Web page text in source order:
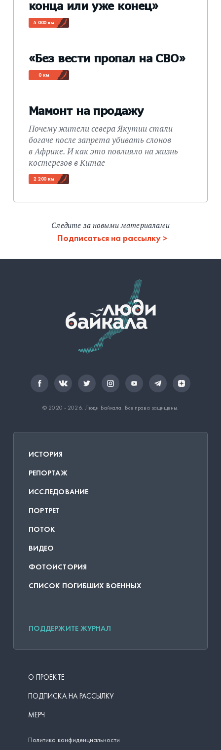
конца или уже конец»
5 000 км
«Без вести пропал на СВО»
0 км
Мамонт на продажу
Почему жители севера Якутии стали
богаче после запрета убивать слонов
в Африке. И как это повлияло на жизнь
костерезов в Китае
2 200 км
Следите за новыми материалами
Подписаться на рассылку
© 2020 - 2026. Люди Байкала . Все права защищены.
ИСТОРИЯ
РЕПОРТАЖ
ИССЛЕДОВАНИЕ
ПОРТРЕТ
ПОТОК
ВИДЕО
ФОТОИСТОРИЯ
СПИСОК ПОГИБШИХ ВОЕННЫХ
ПОДДЕРЖИТЕ ЖУРНАЛ
О ПРОЕКТЕ
ПОДПИСКА НА РАССЫЛКУ
МЕРЧ
Политика конфиденциальности